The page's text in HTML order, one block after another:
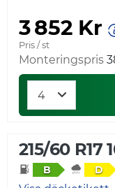
3 852 Kr
Pris / st
Monteringspris
215/60 R17
B D